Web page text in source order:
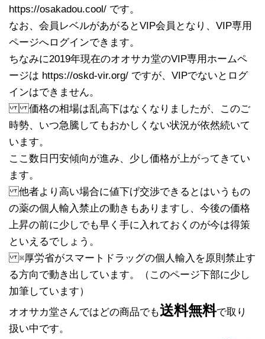
https://osakadou.cool/ です。
なお、会員レベルがあがるとVIP会員となり、VIP専用
ページへログインできます。
ちなみに2019年現在のオオサカ堂のVIP専用ホームペ
ージは https://oskd-vir.org/ ですが、VIPでないとログ
インはできません。
価格の相場は乱高下はなくなりましたが、このご
時勢、いつ急騰してもおかしくない状況が依然続いて
います。
ここ数日円安傾向が進み、少し価格が上がってきてい
ます。
他者より高い場合に値下げ交渉できるとはいうもの
の薬の個人輸入禁止の動きもありますし、今後の価格
上昇の前に少しでも早く手に入れておくのが今は得策
といえるでしょう。
※厚労省がスマートドラッグの個人輸入を原則禁止す
る方向で動き出しています。（このページ下部に少し
加筆しています）
オオサカ堂さんではどの商品でも送料無料で取り
扱い中です。